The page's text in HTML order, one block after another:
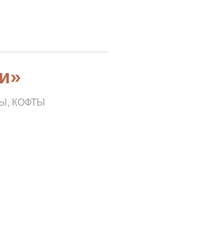
КОФТЫ